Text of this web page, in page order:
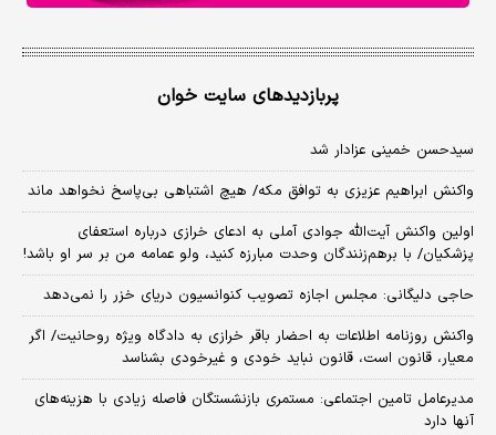
پربازدیدهای سایت خوان
سیدحسن خمینی عزادار شد
واکنش ابراهیم عزیزی به توافق مکه/ هیچ اشتباهی بی‌پاسخ نخواهد ماند
اولین واکنش آیت‌الله جوادی آملی به ادعای خرازی درباره استعفای
پزشکیان/ با برهم‌زنندگان وحدت مبارزه کنید، ولو عمامه من بر سر او باشد!
حاجی دلیگانی: مجلس اجازه تصویب کنوانسیون دریای خزر را نمی‌دهد
واکنش روزنامه اطلاعات به احضار باقر خرازی به دادگاه ویژه روحانیت/ اگر
معیار، قانون است، قانون نباید خودی و غیرخودی بشناسد
مدیرعامل تامین اجتماعی: مستمری بازنشستگان فاصله زیادی با هزینه‌های
آنها دارد